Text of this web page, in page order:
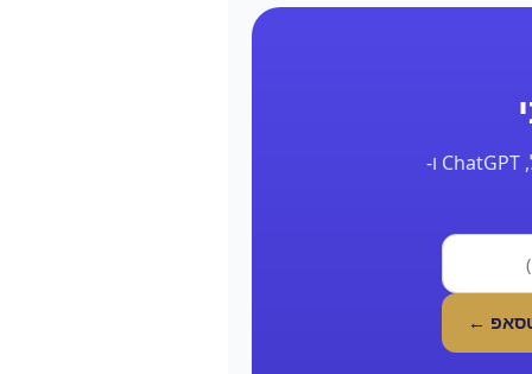
השאר את הפרטים ונחזור אליך תוך 24 שעות עם דוח אמיתי על הנוכחות שלך בגוגל, ChatGPT ו-
←